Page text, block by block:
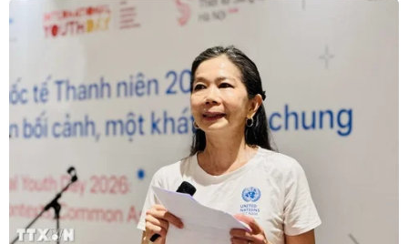
chuẩn của trường đại học nhưng thí sinh Đặng Thị
Huyền vẫn trượt đại học vì thiếu thông tin.